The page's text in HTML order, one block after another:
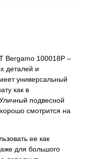
Bergamo 100018P –
деталей и
универсальный
как в
подвесной
смотрится на
ее как
для большого